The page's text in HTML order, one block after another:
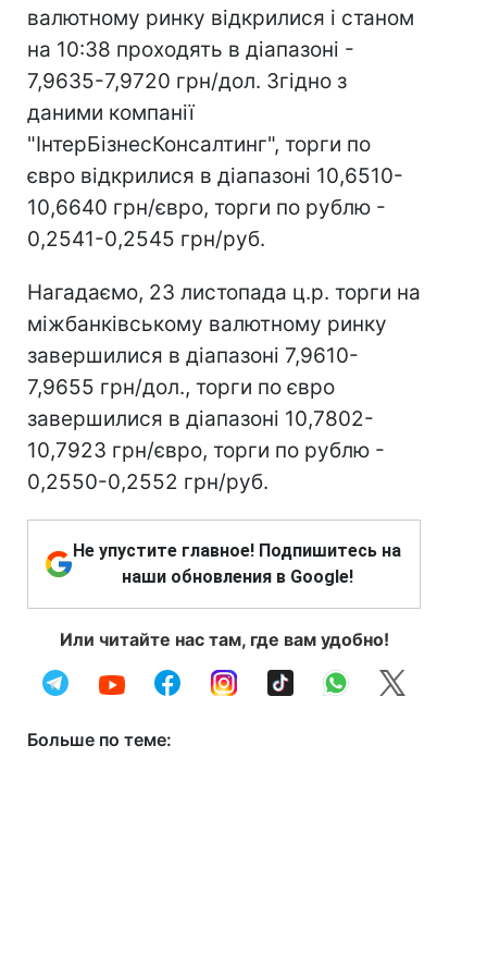
валютному ринку відкрилися і станом
на 10:38 проходять в діапазоні -
7,9635-7,9720 грн/дол. Згідно з
даними компанії
"ІнтерБізнесКонсалтинг", торги по
євро відкрилися в діапазоні 10,6510-
10,6640 грн/євро, торги по рублю -
0,2541-0,2545 грн/руб.
Нагадаємо, 23 листопада ц.р. торги на
міжбанківському валютному ринку
завершилися в діапазоні 7,9610-
7,9655 грн/дол., торги по євро
завершилися в діапазоні 10,7802-
10,7923 грн/євро, торги по рублю -
0,2550-0,2552 грн/руб.
Не упустите главное! Подпишитесь на
наши обновления в Google!
Или читайте нас там, где вам удобно!
Больше по теме: